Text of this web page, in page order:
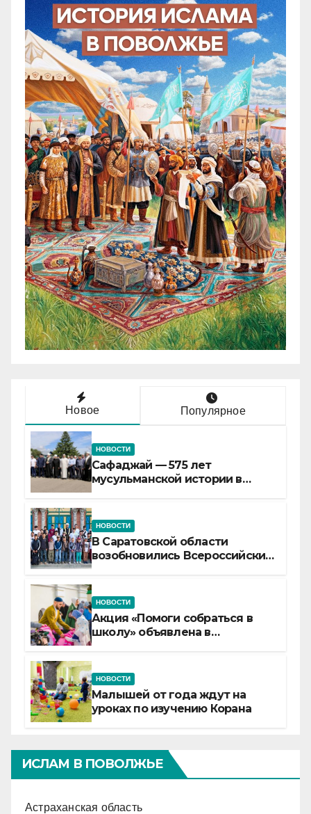
Новое Популярное
НОВОСТИ
Сафаджай — 575 лет
мусульманской истории в
НОВОСТИ
В Саратовской области
возобновились Всероссийские
НОВОСТИ
Акция «Помоги собраться в
школу» объявлена в
НОВОСТИ
Малышей от года ждут на
уроках по изучению Корана
ИСЛАМ В ПОВОЛЖЬЕ
Астраханская область